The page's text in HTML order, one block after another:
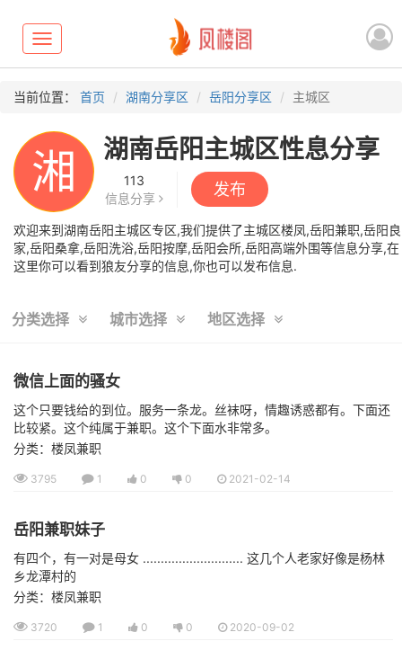
Toggle
navigation
当前位置： 首页 湖南分享区 岳阳分享区 主城区
湘 湖南岳阳主城区性息分享
113
信息分享
发布
欢迎来到湖南岳阳主城区专区,我们提供了主城区楼凤,岳阳兼职,岳阳良
家,岳阳桑拿,岳阳洗浴,岳阳按摩,岳阳会所,岳阳高端外围等信息分享,在
这里你可以看到狼友分享的信息,你也可以发布信息.
分类选择 城市选择 地区选择
微信上面的骚女
这个只要钱给的到位。服务一条龙。丝袜呀，情趣诱惑都有。下面还
比较紧。这个纯属于兼职。这个下面水非常多。
分类：楼凤兼职
3795 1 0 0 2021-02-14
岳阳兼职妹子
有四个，有一对是母女 ............................ 这几个人老家好像是杨林
乡龙潭村的
分类：楼凤兼职
3720 1 0 0 2020-09-02